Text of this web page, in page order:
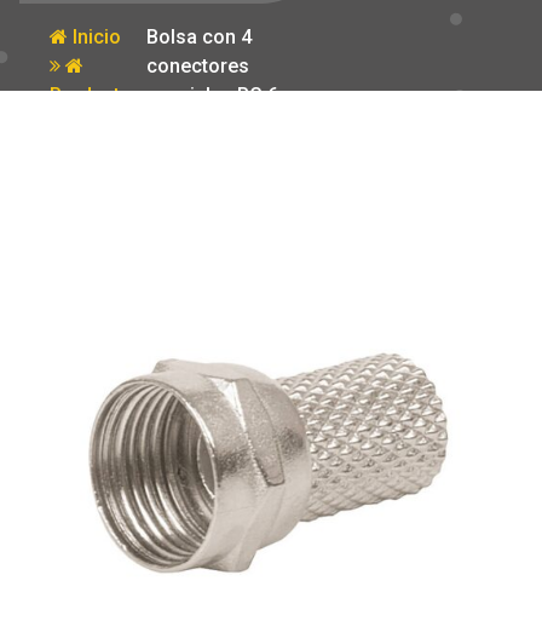
Inicio
Producto
Bolsa con 4
conectores
coaxiales RG 6